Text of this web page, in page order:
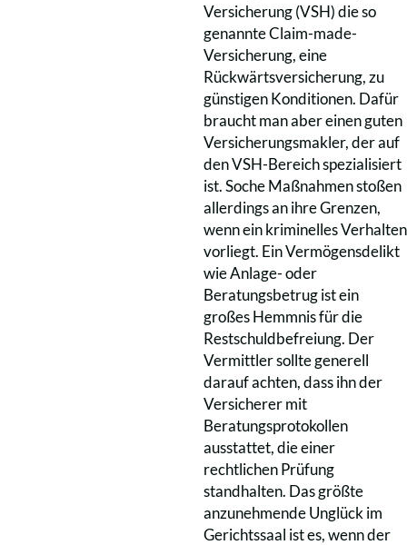
Versicherung (VSH) die so
genannte Claim-made-
Versicherung, eine
Rückwärtsversicherung, zu
günstigen Konditionen. Dafür
braucht man aber einen guten
Versicherungsmakler, der auf
den VSH-Bereich spezialisiert
ist. Soche Maßnahmen stoßen
allerdings an ihre Grenzen,
wenn ein kriminelles Verhalten
vorliegt. Ein Vermögensdelikt
wie Anlage- oder
Beratungsbetrug ist ein
großes Hemmnis für die
Restschuldbefreiung. Der
Vermittler sollte generell
darauf achten, dass ihn der
Versicherer mit
Beratungsprotokollen
ausstattet, die einer
rechtlichen Prüfung
standhalten. Das größte
anzunehmende Unglück im
Gerichtssaal ist es, wenn der